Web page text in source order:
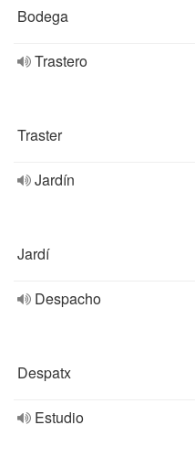
Bodega
Trastero
Traster
Jardín
Jardí
Despacho
Despatx
Estudio